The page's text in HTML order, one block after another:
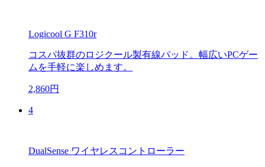
Logicool G F310r
コスパ抜群のロジクール製有線パッド。幅広いPCゲー
ムを手軽に楽しめます。
2,860円
4
DualSense ワイヤレスコントローラー